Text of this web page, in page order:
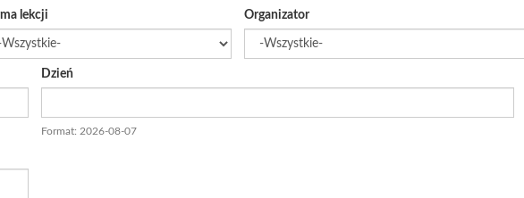
lekcji Organizator
Dzień
Format: 2026-08-07